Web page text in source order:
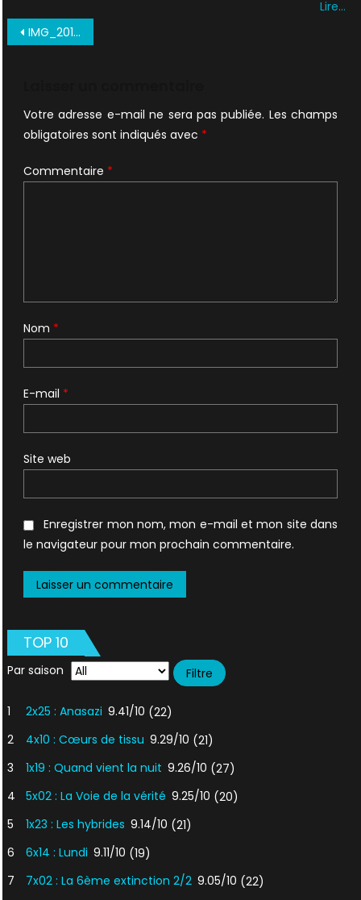
Lire…
Navigation
IMG_20171009_221131
Votre adresse e-mail ne sera pas publiée. Les champs
obligatoires sont indiqués avec *
Commentaire *
Nom *
E-mail *
Site web
Enregistrer mon nom, mon e-mail et mon site dans
le navigateur pour mon prochain commentaire.
TOP 10
Par saison
1 2x25 : Anasazi 9.41/10 (22)
2
4x10 : Cœurs de tissu 9.29/10 (21)
3
1x19 : Quand vient la nuit 9.26/10 (27)
4
5x02 : La Voie de la vérité 9.25/10 (20)
5
1x23 : Les hybrides 9.14/10 (21)
6
6x14 : Lundi 9.11/10 (19)
7
7x02 : La 6ème extinction 2/2 9.05/10 (22)